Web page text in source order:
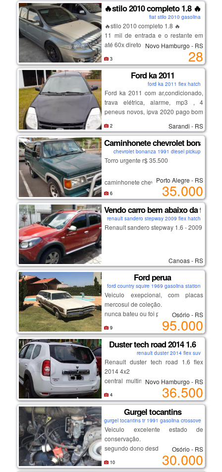
proprietário do veículo.
meu fone/zap: (79) 99109-3100
🔥stilo 2010 completo 1.8 🔥
fiat stilo 2010 gasolina
🔥stilo 2010 completo 1.8 🔥
11 mil de entrada e o restante em
até 60x direto comigo!!
✔️ sem consulta spc/serasa
✔️ sem burocracia
❎ não parcelamos a entrada
❎ não fazemos sem a entrada
Novo Hamburgo - RS
28
3
Ford ka 2011
ford ka 2011 flex hatch
Ford ka 2011 com ar,condicionado,
trava elétrica, alarme, mp3 , 4
peneus novos, ipva 2020 pago bom
econômico. valor de venda abaixo
da fip
Sarandi - RS
2
Caminhonete chevrolet bonanza
chevrolet bonanza 1991 diesel pickup
Torro urgente r$ 35.500
caminhonete chevrolet bonanza 91
bancos de couro
pneus novos letra branca
para-brisa degradê
garantia na mecânica
Porto Alegre - RS
35.000
6
Vendo carro bem abaixo da fip
renault sandero stepway 2009 flex hatch
Renault sandero stepway 1.6 - 2009
Canoas - RS
Ford perua
ford country squire 1969 gasolina station
Veiculo exepcional, com placas
mercosul de coleção.
nunca bateu ou foi pibtada.
assoalho sem nenhum podre.
motor v8
caixa de câmbio manual de 3
marchas na coluna.
Osório - RS
95.000
9
Duster tech road 2014 1.6
renault duster 2014 flex suv
Renault duster tech road 1.6 flex
2014 4x2
central multimidia, descanso braço,
Novo Hamburgo - RS
36.500
4
Gurgel tocantins
gurgel tocantins tr 1991 gasolina crossover
Veiculo excelente estado de
conservação.
segundo dono desde 1992.Osório - RS
30.000
10